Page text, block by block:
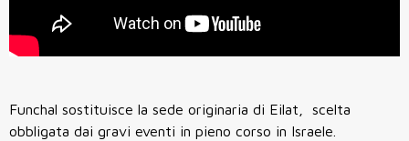
Funchal sostituisce la sede originaria di Eilat, scelta
obbligata dai gravi eventi in pieno corso in Israele.